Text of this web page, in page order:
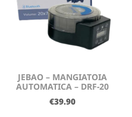
JEBAO – MANGIATOIA
AUTOMATICA – DRF-20
€39.90